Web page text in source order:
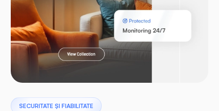
Laravel
Pterodactil
SECURITATE ȘI FIABILITATE